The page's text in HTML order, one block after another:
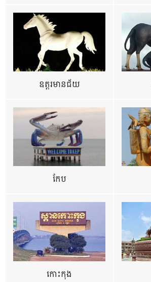
ឧត្ដរមានជ័យ
កែប
កោះកុង